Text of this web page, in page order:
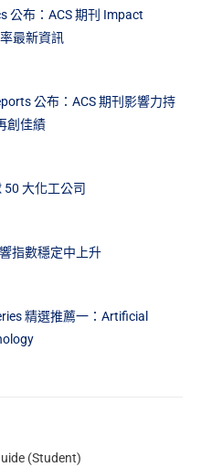
公布：ACS 期刊 Impact
最新資訊
公布：ACS 期刊影響力持
創佳績
50 大化工公司
指數穩定中上升
精選推薦一：Artificial
(Student)